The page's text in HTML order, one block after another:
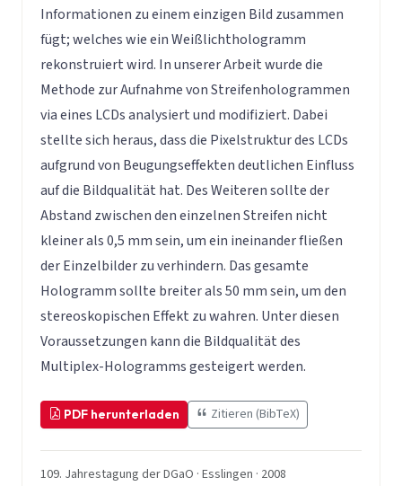
Informationen zu einem einzigen Bild zusammen
fügt; welches wie ein Weißlichthologramm
rekonstruiert wird. In unserer Arbeit wurde die
Methode zur Aufnahme von Streifenhologrammen
via eines LCDs analysiert und modifiziert. Dabei
stellte sich heraus, dass die Pixelstruktur des LCDs
aufgrund von Beugungseffekten deutlichen Einfluss
auf die Bildqualität hat. Des Weiteren sollte der
Abstand zwischen den einzelnen Streifen nicht
kleiner als 0,5 mm sein, um ein ineinander fließen
der Einzelbilder zu verhindern. Das gesamte
Hologramm sollte breiter als 50 mm sein, um den
stereoskopischen Effekt zu wahren. Unter diesen
Voraussetzungen kann die Bildqualität des
Multiplex-Hologramms gesteigert werden.
PDF herunterladen Zitieren (BibTeX)
109. Jahrestagung der DGaO · Esslingen · 2008